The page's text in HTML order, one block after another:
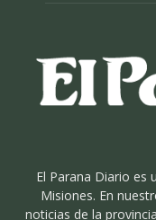
El Parana Diario es
Misiones. En
noticias de la